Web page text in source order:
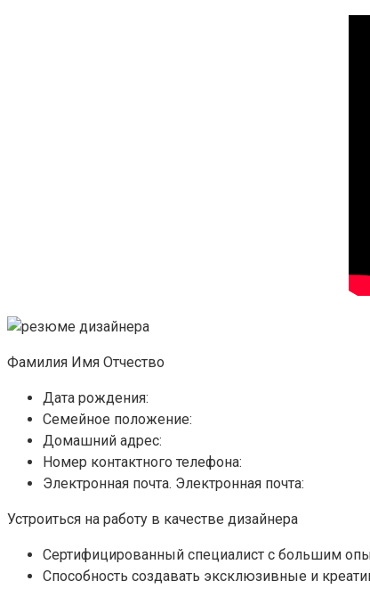
Фамилия Имя Отчество
Дата рождения:
Семейное положение:
Домашний адрес:
Номер контактного телефона:
Электронная почта. Электронная почта:
Устроиться на работу в качестве дизайнера
Сертифицированный специалист с большим
Способность создавать эксклюзивные и